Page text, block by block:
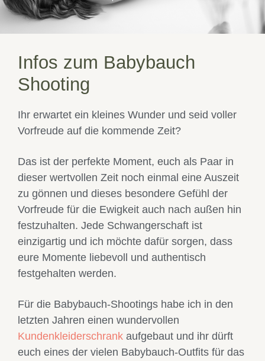
Infos zum Babybauch
Shooting
Ihr erwartet ein kleines Wunder und seid voller
Vorfreude auf die kommende Zeit?
Das ist der perfekte Moment, euch als Paar in
dieser wertvollen Zeit noch einmal eine Auszeit
zu gönnen und dieses besondere Gefühl der
Vorfreude für die Ewigkeit auch nach außen hin
festzuhalten. Jede Schwangerschaft ist
einzigartig und ich möchte dafür sorgen, dass
eure Momente liebevoll und authentisch
festgehalten werden.
Für die Babybauch-Shootings habe ich in den
letzten Jahren einen wundervollen
Kundenkleiderschrank aufgebaut und ihr dürft
euch eines der vielen Babybauch-Outfits für das